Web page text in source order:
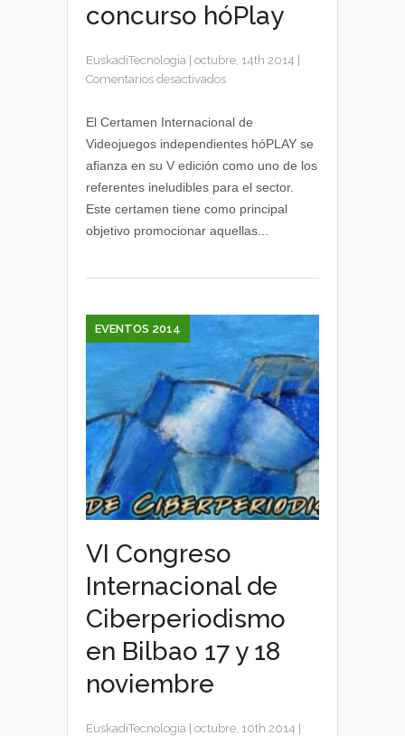
concurso hóPlay
EuskadiTecnologia octubre, 14th 2014
Comentarios desactivadosen
vídeojuegos
países
participarán
en
el
El Certamen Internacional de
Videojuegos independientes hóPLAY se
afianza en su V edición como uno de los
referentes ineludibles para el sector.
Este certamen tiene como principal
objetivo promocionar aquellas...
EVENTOS 2014
VI Congreso
Internacional de
Ciberperiodismo
en Bilbao 17 y 18
noviembre
EuskadiTecnologia octubre, 10th 2014